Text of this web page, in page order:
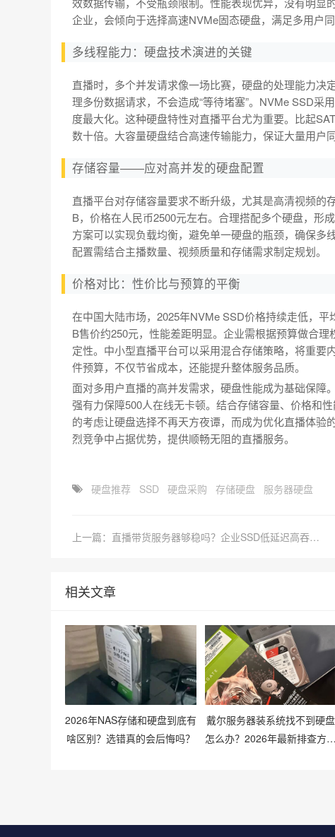
企业，会倾向于选择高速NVMe固态硬盘，满足多用户
多线程能力：硬盘技术演进的关键
直播时，多个并发请求像一场比赛，硬盘的处理能力决
理多份数据请求，不会造成“等待堵塞”。NVMe SSD采
度最大化。这种硬盘特性对直播平台尤为重要。比起
数十倍。大容量硬盘结合高速传输能力，保证大量用户
存储容量——应对高并发的硬盘配置
直播平台对存储容量要求不断升级，尤其是高清视频的
B，价格在人民币2500元左右。合理搭配多个硬盘，形
方案可以实现负载均衡，避免单一硬盘的瓶颈，确保多
配置需结合主播数量、视频质量和存储需求制定规划。
价格对比：性价比与预算的平衡
在中国大陆市场，2025年NVMe SSD价格持续走低，
B售价约250元，性能差距明显。企业需根据预算做合
定性。中小型直播平台可以采用混合存储策略，将重
件预算，不仅节省成本，还能提升整体服务品质。
面对多用户直播的高并发需求，硬盘性能成为基础保
强有力保障500人在线无卡顿。结合存储容量、价格和
的考虑让硬盘选择不再天方夜谭，而成为优化直播体
烈竞争中占据优势，提供顺畅无阻的直播服务。
硬盘推荐 SSD 硬盘采购 存储硬盘 服务器硬盘
上一篇：直播带货服务器够稳吗？企业SSD低延迟高吞吐不宕机
相关文章
2026年NAS存储和硬盘到底有
啥区别？选错真的会后悔吗？
戴尔服务器装系统找不到硬盘
怎么办？2026年最新排查方法